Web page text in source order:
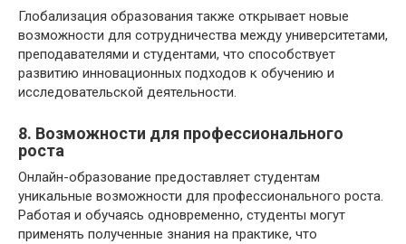
Глобализация образования также открывает новые
возможности для сотрудничества между университетами,
преподавателями и студентами, что способствует
развитию инновационных подходов к обучению и
исследовательской деятельности.
8. Возможности для профессионального
роста
Онлайн-образование предоставляет студентам
уникальные возможности для профессионального роста.
Работая и обучаясь одновременно, студенты могут
применять полученные знания на практике, что